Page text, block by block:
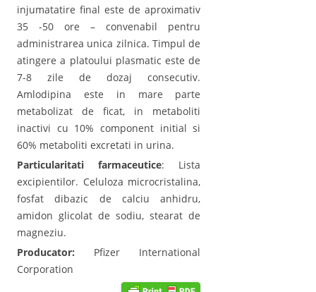
injumatatire final este de aproximativ
35 -50 ore – convenabil pentru
administrarea unica zilnica. Timpul de
atingere a platoului plasmatic este de
7-8 zile de dozaj consecutiv.
Amlodipina este in mare parte
metabolizat de ficat, in metaboliti
inactivi cu 10% component initial si
60% metaboliti excretati in urina.
Particularitati farmaceutice: Lista
excipientilor. Celuloza microcristalina,
fosfat dibazic de calciu anhidru,
amidon glicolat de sodiu, stearat de
magneziu.
Producator: Pfizer International
Corporation